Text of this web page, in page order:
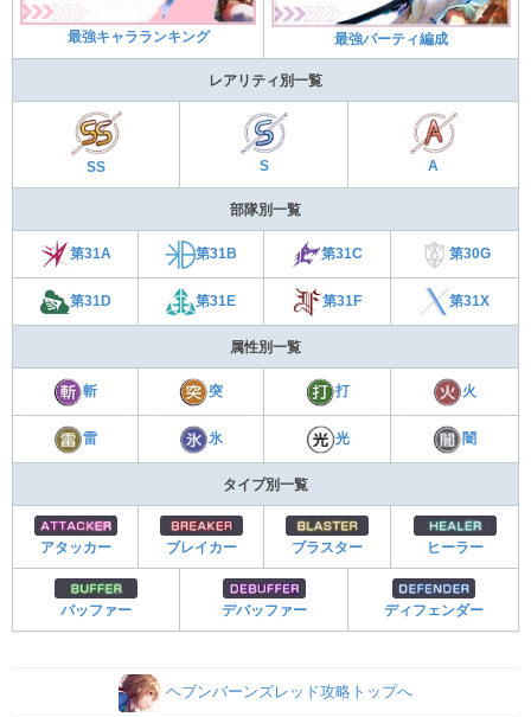
最強キャラランキング 最強パーティ編成
レアリティ別一覧
SS S A
部隊別一覧
第31A 第31B 第31C 第30G
第31D 第31E 第31F 第31X
属性別一覧
斬 突 打 火
雷 氷 光 闇
タイプ別一覧
アタッカー ブレイカー ブラスター ヒーラー
バッファー デバッファー ディフェンダー
ヘブンバーンズレッド攻略トップへ